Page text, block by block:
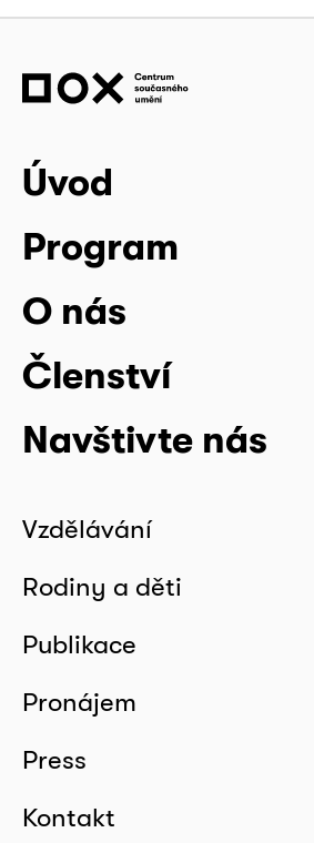
Úvod
Program
O nás
Členství
Navštivte nás
Vzdělávání
Rodiny a děti
Publikace
Pronájem
Press
Kontakt